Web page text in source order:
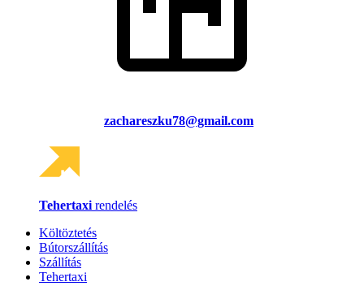
zachareszku78@gmail.com
Tehertaxi rendelés
Költöztetés
Bútorszállítás
Szállítás
Tehertaxi